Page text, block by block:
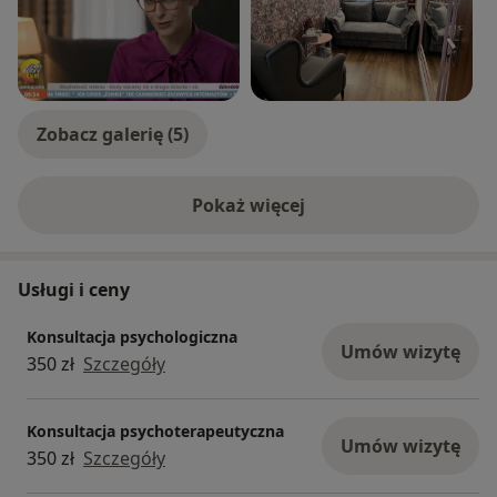
borykające się z zaburzeniami lękowymi,
depresyjnymi, problemami w relacjach, czy mające
zaburzenia osobowości Zapraszam! Porozmawiajmy.
dorosłe 20+. Zarezerwowany termin jest równocześnie
zaproponowania na stałą terapię terminów
Zobacz galerię (5)
Pokaż więcejo doświadczeniu
Usługi i ceny
Konsultacja psychologiczna
350 zł Szczegóły Umów wizytę
Konsultacja psychoterapeutyczna
350 zł Szczegóły Umów wizytę